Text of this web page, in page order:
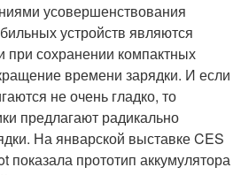
усовершенствования
устройств являются
при сохранении компактных
времени зарядки. И если
не очень гладко, то
предлагают радикально
На январской выставке CES
показала прототип аккумулятора